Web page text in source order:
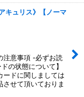
キュリス》【ノーマ
注意事項 -必ずお読
の状態について】
ードに関しましては
させて頂いておりま